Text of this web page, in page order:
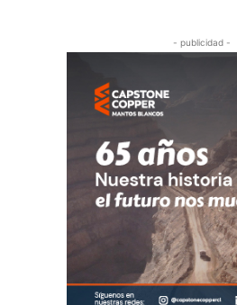
- publicidad -